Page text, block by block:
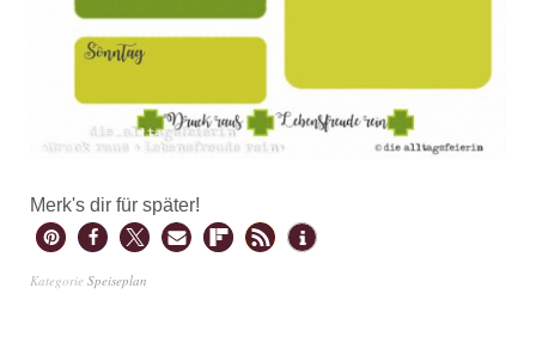
Merk's dir für später!
Kategorie Speiseplan